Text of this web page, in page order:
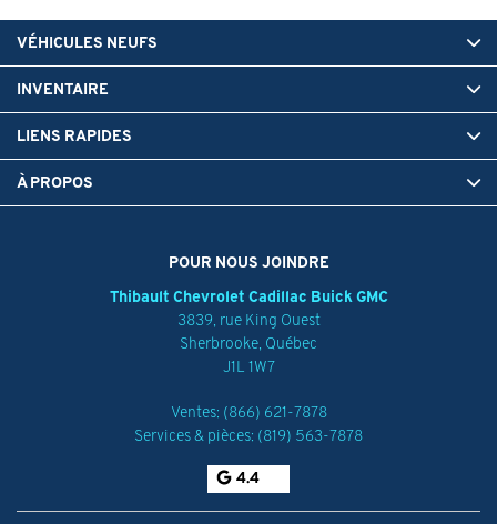
POUR NOUS JOINDRE
Thibault Chevrolet Cadillac Buick GMC
3839, rue King Ouest
Sherbrooke, Québec
J1L 1W7
Ventes: (866) 621-7878
Services & pièces: (819) 563-7878
4.4
VÉHICULES NEUFS
INVENTAIRE
LIENS RAPIDES
À PROPOS